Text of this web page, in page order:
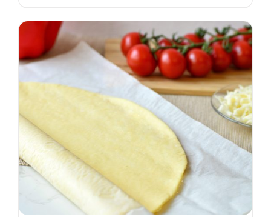
€5.95
a
€11.43
AGGIUNGI AL CARRELLO / DETTAGLI